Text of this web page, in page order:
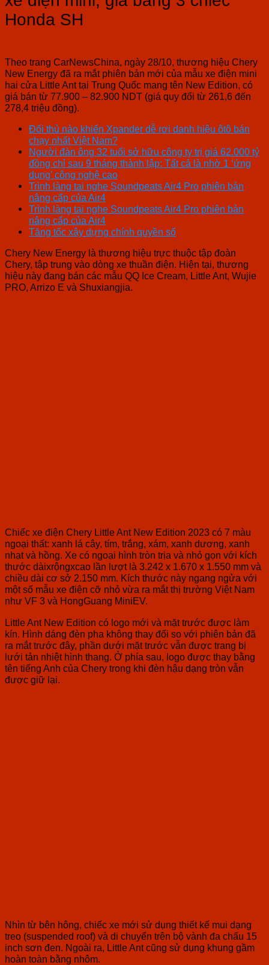
Honda SH
Theo trang CarNewsChina, ngày 28/10, thương hiệu Chery
New Energy đã ra mắt phiên bản mới của mẫu xe điện mini
hai cửa Little Ant tại Trung Quốc mang tên New Edition, có
giá bán từ 77.900 – 82.900 NDT (giá quy đổi từ 261,6 đến
278,4 triệu đồng).
Đối thủ nào khiến Xpander dễ rơi danh hiệu ôtô bán
chạy nhất Việt Nam?
Người đàn ông 32 tuổi sở hữu công ty trị giá 62.000 tỷ
đồng chỉ sau 9 tháng thành lập: Tất cả là nhờ 1 ‘ứng
dụng’ công nghệ cao
Trình làng tai nghe Soundpeats Air4 Pro phiên bản
nâng cấp của Air4
Trình làng tai nghe Soundpeats Air4 Pro phiên bản
nâng cấp của Air4
Tăng tốc xây dựng chính quyền số
Chery New Energy là thương hiệu trực thuộc tập đoàn
Chery, tập trung vào dòng xe thuần điện. Hiện tại, thương
hiệu này đang bán các mẫu QQ Ice Cream, Little Ant, Wujie
PRO, Arrizo E và Shuxiangjia.
Chiếc xe điện Chery Little Ant New Edition 2023 có 7 màu
ngoại thất: xanh lá cây, tím, trắng, xám, xanh dương, xanh
nhạt và hồng. Xe có ngoại hình tròn trịa và nhỏ gọn với kích
thước dàixrộngxcao lần lượt là 3.242 x 1.670 x 1.550 mm và
chiều dài cơ sở 2.150 mm. Kích thước này ngang ngửa với
một số mẫu xe điện cỡ nhỏ vừa ra mắt thị trường Việt Nam
như VF 3 và HongGuang MiniEV.
Little Ant New Edition có logo mới và mặt trước được làm
kín. Hình dáng đèn pha không thay đổi so với phiên bản đã
ra mắt trước đây, phần dưới mặt trước vẫn được trang bị
lưới tản nhiệt hình thang. Ở phía sau, logo được thay bằng
tên tiếng Anh của Chery trong khi đèn hậu dạng tròn vẫn
được giữ lại.
Nhìn từ bên hông, chiếc xe mới sử dụng thiết kế mui dạng
treo (suspended roof) và di chuyển trên bộ vành đa chấu 15
inch sơn đen. Ngoài ra, Little Ant cũng sử dụng khung gầm
hoàn toàn bằng nhôm.